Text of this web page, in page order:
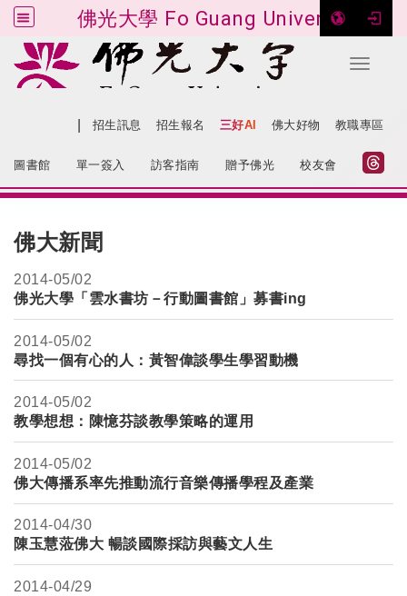
佛光大學 Fo Guang University
Toggle
跳到主要內容
招生訊息 招生報名 三好AI 佛大好物 教職專區
圖書館 單一簽入 訪客指南 贈予佛光 校友會
佛大新聞
2014-05/02
佛光大學「雲水書坊－行動圖書館」募書ing
2014-05/02
尋找一個有心的人：黃智偉談學生學習動機
2014-05/02
教學想想：陳憶芬談教學策略的運用
2014-05/02
佛大傳播系率先推動流行音樂傳播學程及產業
2014-04/30
陳玉慧蒞佛大 暢談國際採訪與藝文人生
2014-04/29